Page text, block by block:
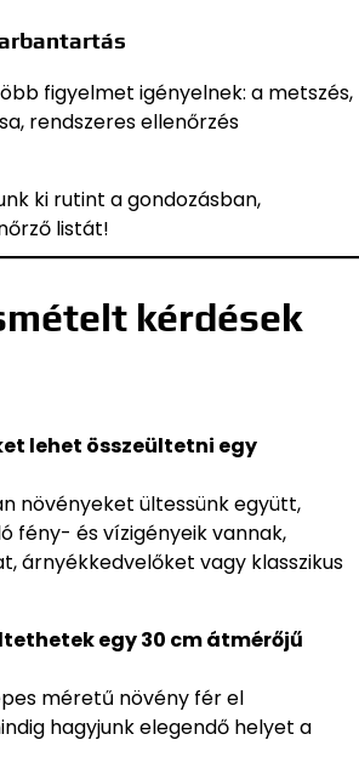
figyelmet igényelnek: a metszés,
rendszeres ellenőrzés
ki rutint a gondozásban,
listát!
kérdések
lehet összeültetni egy
növényeket ültessünk együtt,
fény- és vízigényeik vannak,
árnyékkedvelőket vagy klasszikus
egy 30 cm átmérőjű
méretű növény fér el
hagyjunk elegendő helyet a